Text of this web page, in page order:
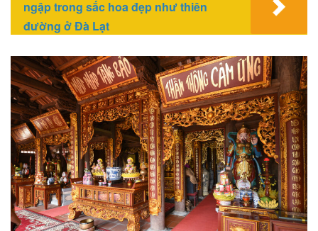
ngập trong sắc hoa đẹp như thiên
đường ở Đà Lạt